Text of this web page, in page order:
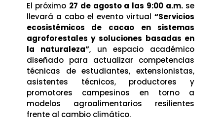
El próximo 27 de agosto a las 9:00 a.m.se
llevará a cabo el evento virtual“Servicios
ecosistémicos de cacao en sistemas
agroforestales y soluciones basadas en
la naturaleza”, un espacio académico
diseñado para actualizar competencias
técnicas de estudiantes, extensionistas,
asistentes técnicos, productores y
promotores campesinos en torno a
modelos agroalimentarios resilientes
frente al cambio climático.